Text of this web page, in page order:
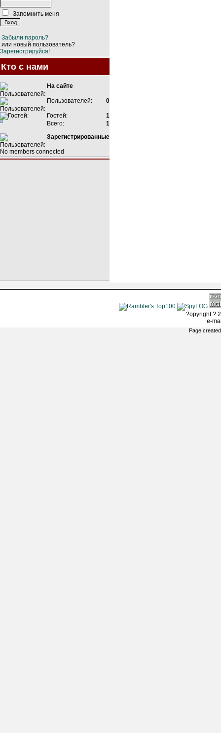
Запомнить меня
Забыли пароль?
или новый пользователь?
Зарегистрируйся!
Кто с нами
На сайте
Пользователей: 0
Гостей:
1
Всего:
1
Зарегистрированные
No members connected
?opyright ?
e-
Page